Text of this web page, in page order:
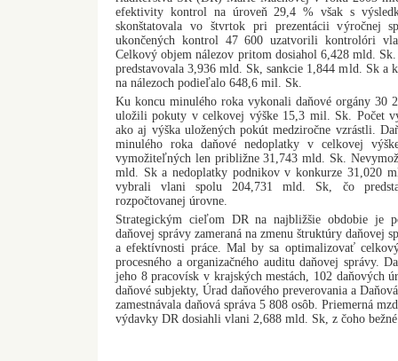
efektivity kontrol na úroveň 29,4 % však s
skonštatovala vo štvrtok pri prezentácii výročnej
ukončených kontrol 47 600 uzatvorili kontrolóri
Celkový objem nálezov pritom dosiahol 6,428 mld.
predstavovala 3,936 mld. Sk, sankcie 1,844 mld. Sk a
na nálezoch podieľalo 648,6 mil. Sk.
Ku koncu minulého roka vykonali daňové orgány 30
uložili pokuty v celkovej výške 15,3 mil. Sk. Počet
ako aj výška uložených pokút medziročne vzrástli.
minulého roka daňové nedoplatky v celkovej
vymožiteľných len približne 31,743 mld. Sk.
mld. Sk a nedoplatky podnikov v konkurze 31,020
vybrali vlani spolu 204,731 mld. Sk, čo
rozpočtovanej úrovne.
Strategickým cieľom DR na najbližšie obdobie je
daňovej správy zameraná na zmenu štruktúry daňovej
a efektívnosti práce. Mal by sa optimalizovať
procesného a organizačného auditu daňovej správy.
jeho 8 pracovísk v krajských mestách, 102 daňových
daňové subjekty, Úrad daňového preverovania a
zamestnávala daňová správa 5 808 osôb. Priemerná
výdavky DR dosiahli vlani 2,688 mld. Sk, z čoho